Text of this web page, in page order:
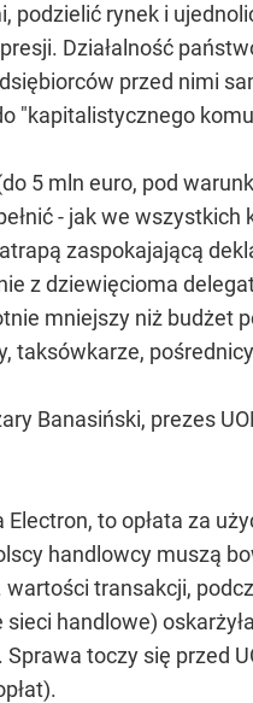
podzielić rynek i
Działalność
przed nimi
"kapitalistycznego
5 mln euro, pod
- jak we wszystkich
zaspokajającą
z dziewięcioma
mniejszy niż budżet
taksówkarze,
Banasiński, prezes
to opłata za
handlowcy muszą
transakcji,
handlowe)
toczy się przed